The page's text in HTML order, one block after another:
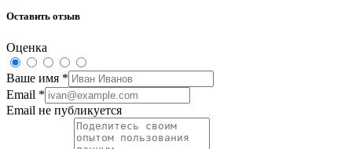
Оставить отзыв
Оценка
Ваше имя *
Email *
Email не публикуется